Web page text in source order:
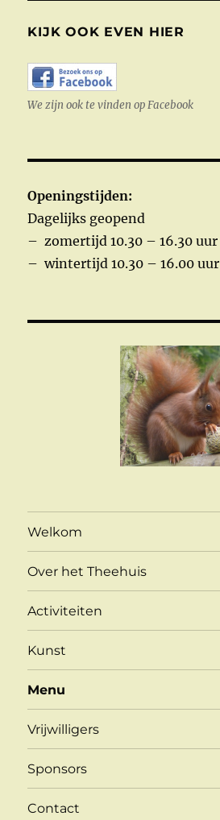
KIJK OOK EVEN HIER
We zijn ook te vinden op Facebook
Openingstijden:
Dagelijks geopend
– zomertijd 10.30 – 16.30 uur
– wintertijd 10.30 – 16.00 uur
Welkom
Over het Theehuis
Activiteiten
Kunst
Menu
Vrijwilligers
Sponsors
Contact